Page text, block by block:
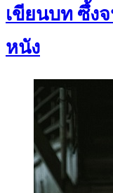
เขียนบท ซึ้ง
หนัง